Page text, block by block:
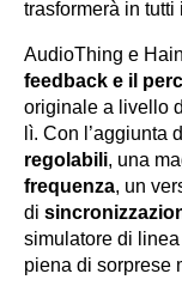
trasformerà in
AudioThing e
feedback e il
originale a livello
lì. Con l’aggiunta
regolabili, una
frequenza, un
di
simulatore di
piena di sorprese